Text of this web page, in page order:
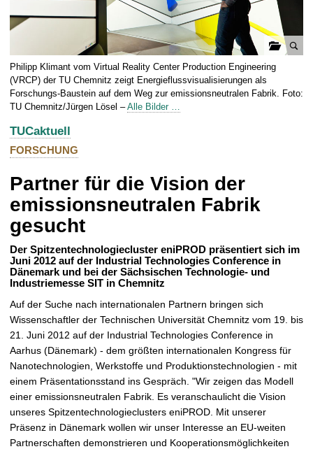
G
a
l
e
f
f
n
Philipp Klimant vom Virtual Reality Center Production Engineering
(VRCP) der TU Chemnitz zeigt Energieflussvisualisierungen als
Forschungs-Baustein auf dem Weg zur emissionsneutralen Fabrik. Foto:
TU Chemnitz/Jürgen Lösel –Alle Bilder …
TUCaktuell
FORSCHUNG
Partner für die Vision der
emissionsneutralen Fabrik
gesucht
Der Spitzentechnologiecluster eniPROD präsentiert sich im
Juni 2012 auf der Industrial Technologies Conference in
Dänemark und bei der Sächsischen Technologie- und
Industriemesse SIT in Chemnitz
Auf der Suche nach internationalen Partnern bringen sich
Wissenschaftler der Technischen Universität Chemnitz vom 19. bis
21. Juni 2012 auf der Industrial Technologies Conference in
Aarhus (Dänemark) - dem größten internationalen Kongress für
Nanotechnologien, Werkstoffe und Produktionstechnologien - mit
einem Präsentationsstand ins Gespräch. "Wir zeigen das Modell
einer emissionsneutralen Fabrik. Es veranschaulicht die Vision
unseres Spitzentechnologieclusters eniPROD. Mit unserer
Präsenz in Dänemark wollen wir unser Interesse an EU-weiten
Partnerschaften demonstrieren und Kooperationsmöglichkeiten